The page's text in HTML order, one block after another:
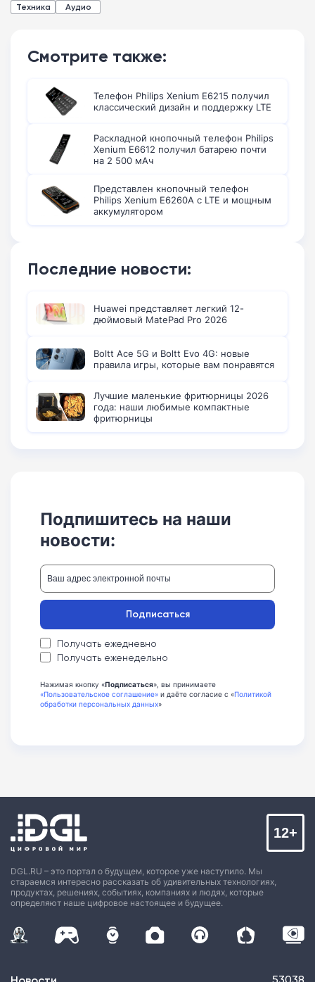
Техника Аудио
Смотрите также:
Телефон Philips Xenium E6215 получил
классический дизайн и поддержку LTE
Раскладной кнопочный телефон Philips
Xenium E6612 получил батарею почти
на 2 500 мАч
Представлен кнопочный телефон
Philips Xenium E6260A с LTE и мощным
аккумулятором
Последние новости:
Huawei представляет легкий 12-
дюймовый MatePad Pro 2026
Boltt Ace 5G и Boltt Evo 4G: новые
правила игры, которые вам понравятся
Лучшие маленькие фритюрницы 2026
года: наши любимые компактные
фритюрницы
Подпишитесь на наши
новости:
Получать ежедневно
Получать еженедельно
Подписаться
Нажимая кнопку «Подписаться», вы принимаете
«Пользовательское соглашение» и даёте согласие с «Политикой
обработки персональных данных»
DGL.RU – это портал о будущем, которое уже наступило. Мы
стараемся интересно рассказать об удивительных технологиях,
продуктах, решениях, событиях, компаниях и людях, которые
определяют наше цифровое настоящее и будущее.
12+